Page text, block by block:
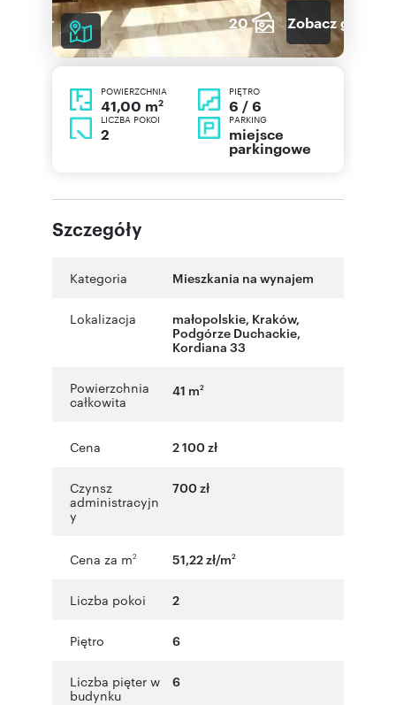
20 Zobacz galerię
POWIERZCHNIA
41,00 m2
PIĘTRO
6 / 6
LICZBA POKOI
2
PARKING
miejsce
parkingowe
Szczegóły
Kategoria Mieszkania na wynajem
Lokalizacja małopolskie, Kraków,
Podgórze Duchackie,
Kordiana 33
Powierzchnia
całkowita
41 m2
Cena 2 100 zł
Czynsz
administracyjn
y
700 zł
Cena za m2 51,22 zł/m2
Liczba pokoi 2
Piętro 6
Liczba pięter w
budynku
6